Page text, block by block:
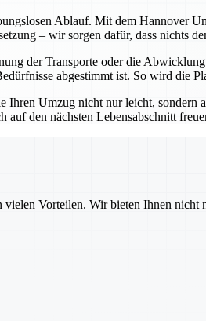
Ablauf. Mit dem Hannover
– wir sorgen dafür, dass nichts
der Transporte oder die
abgestimmt ist. So wird die
Ihren Umzug nicht nur leicht,
auf den nächsten Lebensabschnitt
Vorteilen. Wir bieten Ihnen